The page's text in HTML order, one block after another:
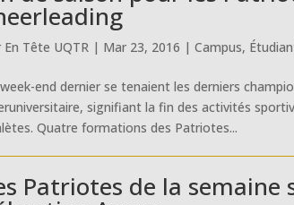
En Tête UQTR | Mar 23, 2016 |Campus,
end dernier se tenaient les derniers
signifiant la fin des activités
Quatre formations des Patriotes...
Patriotes de la